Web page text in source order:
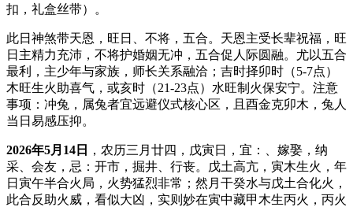
扣，礼盒丝带）。
此日神煞带天恩，旺日、不将，五合。天恩主受长辈祝福，旺
日主精力充沛，不将护婚姻无冲，五合促人际圆融。尤以五合
最利，主少年与家族，师长关系融洽；吉时择卯时（5-7点）
木旺生火助喜气，或亥时（21-23点）水旺制火保安宁。注意
事项：冲兔，属兔者宜远避仪式核心区，且酉金克卯木，兔人
当日易感压抑。
2026年5月14日
，农历三月廿四，戊寅日，宜：、嫁娶，纳
采、会友，忌：开市，掘井、行丧。戊土高亢，寅木生火，年
日寅午半合火局，火势猛烈非常；然月干癸水与戊土合化火，
此合反助火威，看似大凶，实则妙在寅中藏甲木生丙火，丙火